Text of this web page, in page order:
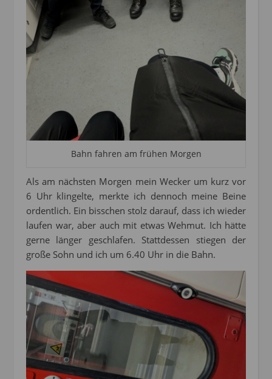
Bahn fahren am frühen Morgen
Als am nächsten Morgen mein Wecker um kurz vor
6 Uhr klingelte, merkte ich dennoch meine Beine
ordentlich. Ein bisschen stolz darauf, dass ich wieder
laufen war, aber auch mit etwas Wehmut. Ich hätte
gerne länger geschlafen. Stattdessen stiegen der
große Sohn und ich um 6.40 Uhr in die Bahn.